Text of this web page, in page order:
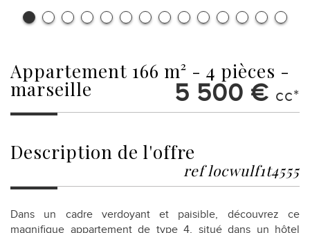
appartement 166 m² - 4 pièces -
marseille 5 500 € cc*
description de l'offre
ref locwulf1t4555
Dans un cadre verdoyant et paisible, découvrez ce
magnifique appartement de type 4, situé dans un hôtel